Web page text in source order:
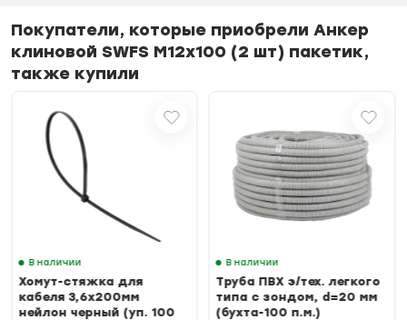
Покупатели, которые приобрели Анкер
клиновой SWFS М12х100 (2 шт) пакетик,
также купили
В наличии
Хомут-стяжка для
кабеля 3,6х200мм
нейлон черный (уп. 100
В наличии
Труба ПВХ э/тех. легкого
типа с зондом, d=20 мм
(бухта-100 п.м.)